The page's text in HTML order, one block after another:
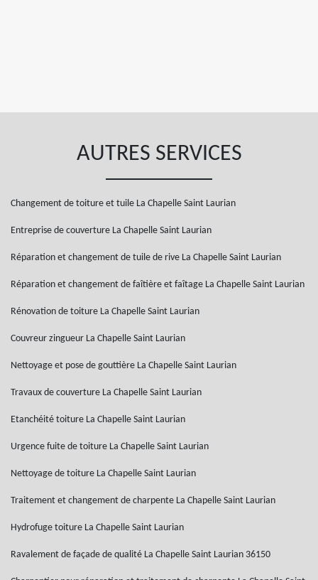
AUTRES SERVICES
Changement de toiture et tuile La Chapelle Saint Laurian
Entreprise de couverture La Chapelle Saint Laurian
Réparation et changement de tuile de rive La Chapelle Saint Laurian
Réparation et changement de faîtière et faîtage La Chapelle Saint Laurian
Rénovation de toiture La Chapelle Saint Laurian
Couvreur zingueur La Chapelle Saint Laurian
Nettoyage et pose de gouttière La Chapelle Saint Laurian
Travaux de couverture La Chapelle Saint Laurian
Etanchéité toiture La Chapelle Saint Laurian
Urgence fuite de toiture La Chapelle Saint Laurian
Nettoyage de toiture La Chapelle Saint Laurian
Traitement et changement de charpente La Chapelle Saint Laurian
Hydrofuge toiture La Chapelle Saint Laurian
Ravalement de façade de qualité La Chapelle Saint Laurian 36150